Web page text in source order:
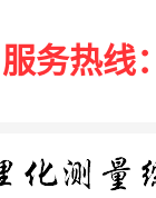
服务热线